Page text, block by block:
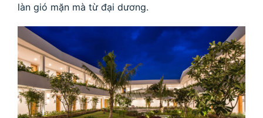
làn gió mặn mà từ đại dương.